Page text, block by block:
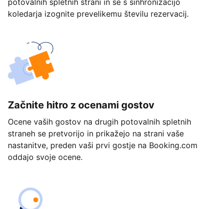
potovalnih spletnih strani in se s sinhronizacijo
koledarja izognite prevelikemu številu rezervacij.
Začnite hitro z ocenami gostov
Ocene vaših gostov na drugih potovalnih spletnih
straneh se pretvorijo in prikažejo na strani vaše
nastanitve, preden vaši prvi gostje na Booking.com
oddajo svoje ocene.